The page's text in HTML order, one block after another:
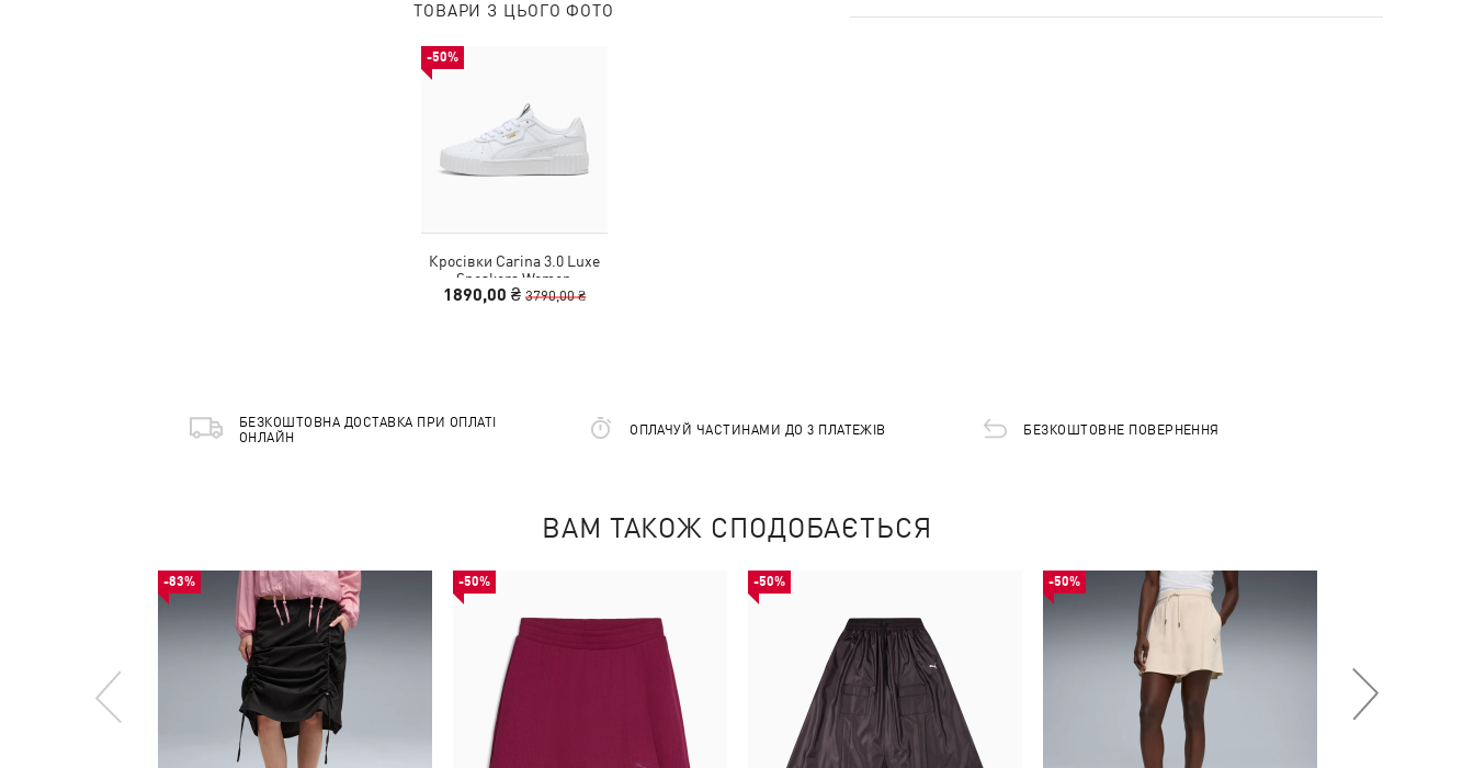
ТОВАРИ З ЦЬОГО ФОТО
-50%
Кросівки Carina 3.0 Luxe
Sneakers Women
1890,00 ₴ 3790,00 ₴
БЕЗКОШТОВНА ДОСТАВКА ПРИ ОПЛАТІ
ОНЛАЙН
ОПЛАЧУЙ ЧАСТИНАМИ ДО 3 ПЛАТЕЖІВ БЕЗКОШТОВНЕ ПОВЕРНЕННЯ
ВАМ ТАКОЖ СПОДОБАЄТЬСЯ
-83% -50% -50% -50%